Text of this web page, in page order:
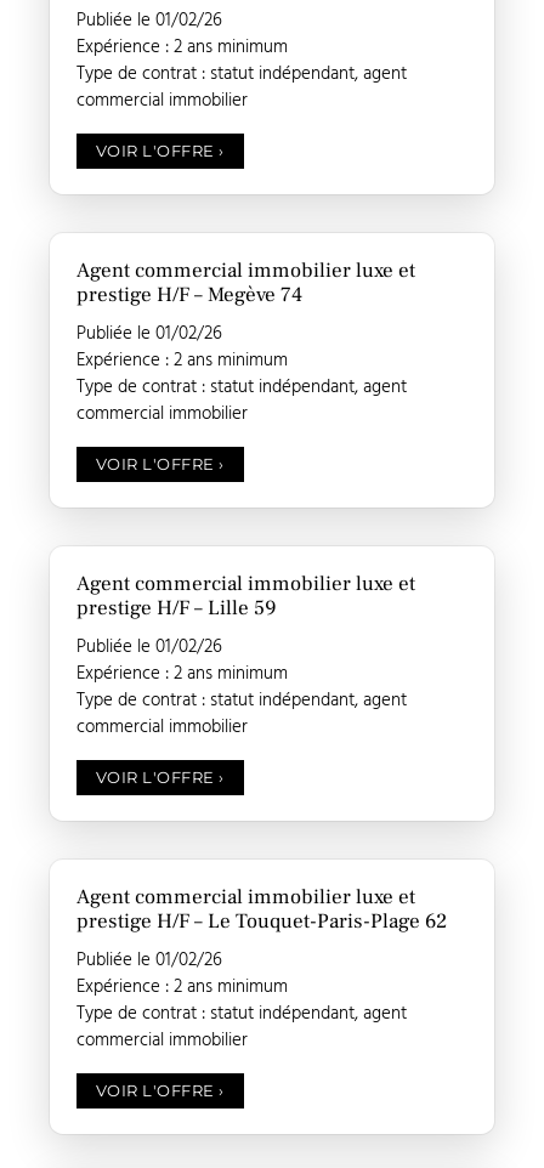
Publiée le 01/02/26
Expérience : 2 ans minimum
Type de contrat : statut indépendant, agent
commercial immobilier
VOIR L'OFFRE›
Agent commercial immobilier luxe et
prestige H/F – Megève 74
Publiée le 01/02/26
Expérience : 2 ans minimum
Type de contrat : statut indépendant, agent
commercial immobilier
VOIR L'OFFRE›
Agent commercial immobilier luxe et
prestige H/F – Lille 59
Publiée le 01/02/26
Expérience : 2 ans minimum
Type de contrat : statut indépendant, agent
commercial immobilier
VOIR L'OFFRE›
Agent commercial immobilier luxe et
prestige H/F – Le Touquet-Paris-Plage 62
Publiée le 01/02/26
Expérience : 2 ans minimum
Type de contrat : statut indépendant, agent
commercial immobilier
VOIR L'OFFRE›